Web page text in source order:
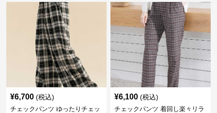
¥6,700 (税込)
チェックパンツ ゆったりチェッ
¥6,100 (税込)
チェックパンツ 着回し楽々リラ